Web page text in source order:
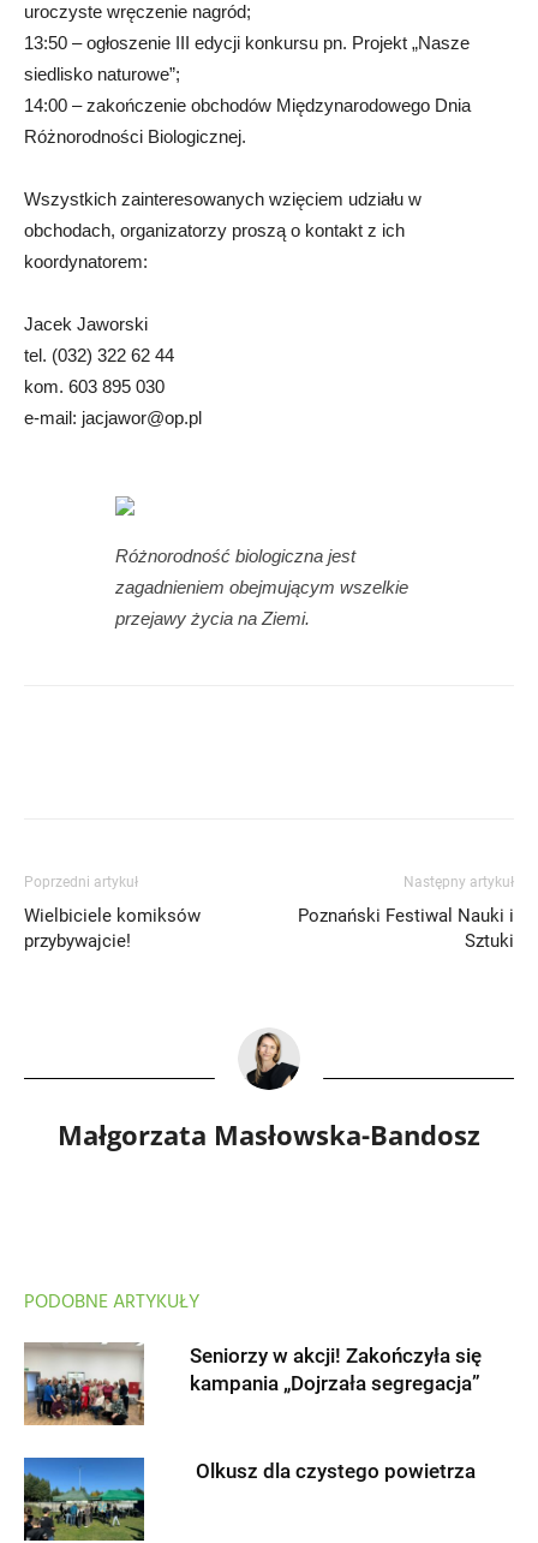
uroczyste wręczenie nagród;
13:50 – ogłoszenie III edycji konkursu pn. Projekt „Nasze
siedlisko naturowe”;
14:00 – zakończenie obchodów Międzynarodowego Dnia
Różnorodności Biologicznej.
Wszystkich zainteresowanych wzięciem udziału w
obchodach, organizatorzy proszą o kontakt z ich
koordynatorem:
Jacek Jaworski
tel. (032) 322 62 44
kom. 603 895 030
e-mail: jacjawor@op.pl
Różnorodność biologiczna jest
zagadnieniem obejmującym wszelkie
przejawy życia na Ziemi.
Poprzedni artykuł
Wielbiciele komiksów
przybywajcie!
Następny artykuł
Poznański Festiwal Nauki i
Sztuki
Małgorzata Masłowska-Bandosz
PODOBNE ARTYKUŁY
Seniorzy w akcji! Zakończyła się
kampania „Dojrzała segregacja”
Olkusz dla czystego powietrza